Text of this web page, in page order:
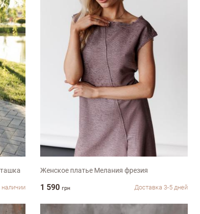
наличии
Женское платье Мелания фрезия
1 590 грн Доставка 3-5 дней